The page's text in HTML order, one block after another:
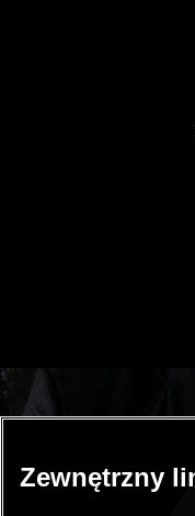
Zewnętrzny